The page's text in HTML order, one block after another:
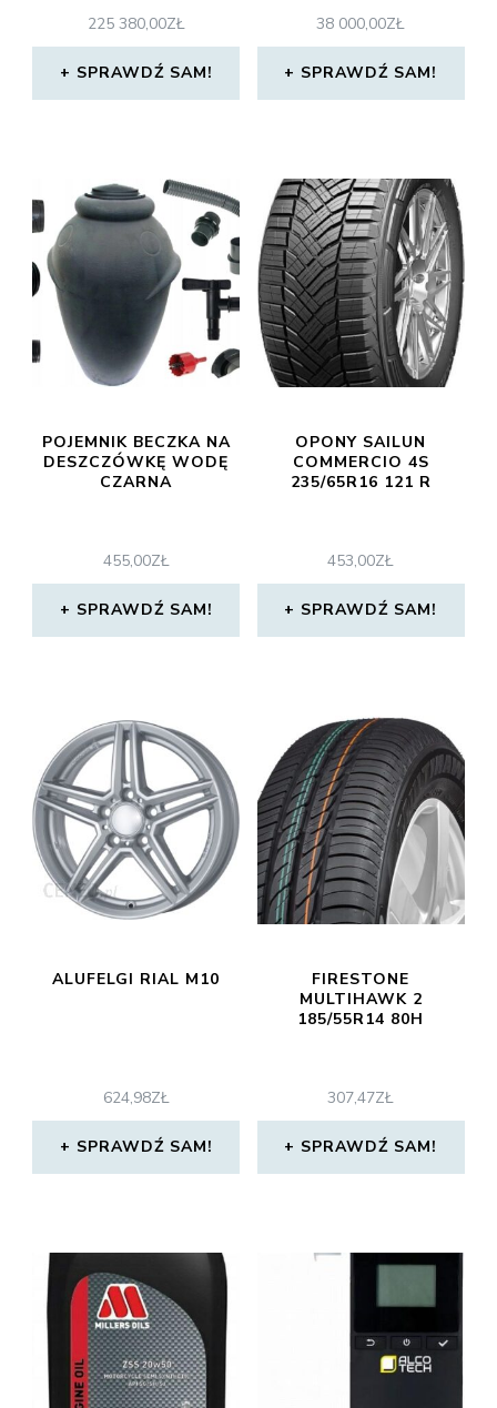
225 380,00ZŁ
SPRAWDŹ SAM!
38 000,00ZŁ
SPRAWDŹ SAM!
POJEMNIK BECZKA NA
DESZCZÓWKĘ WODĘ
CZARNA
455,00ZŁ
SPRAWDŹ SAM!
OPONY SAILUN
COMMERCIO 4S
235/65R16 121 R
453,00ZŁ
SPRAWDŹ SAM!
ALUFELGI RIAL M10
624,98ZŁ
SPRAWDŹ SAM!
FIRESTONE
MULTIHAWK 2
185/55R14 80H
307,47ZŁ
SPRAWDŹ SAM!